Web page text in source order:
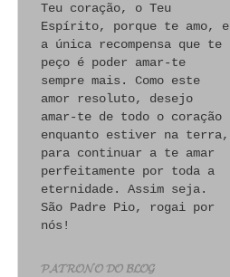
Teu coração, o Teu
Espírito, porque te amo, e
a única recompensa que te
peço é poder amar-te
sempre mais. Como este
amor resoluto, desejo
amar-te de todo o coração
enquanto estiver na terra,
para continuar a te amar
perfeitamente por toda a
eternidade. Assim seja.
São Padre Pio, rogai por
nós!
𝓟𝓐𝓣𝓡𝓞𝓝𝓞 𝓓𝓞 𝓑𝓛𝓞𝓖